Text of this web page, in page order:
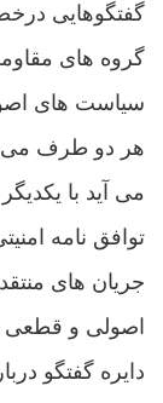
گفتگوهایی
گروه های
سیاست های
هر دو طرف می
می آید با
توافق نامه
جریان های
اصولی و قطعی
دایره گفتگو